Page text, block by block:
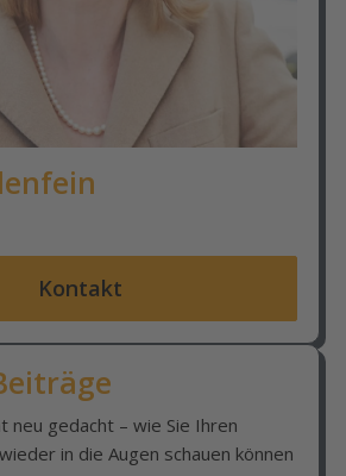
Kontakt
neu gedacht – wie Sie Ihren
in die Augen schauen können